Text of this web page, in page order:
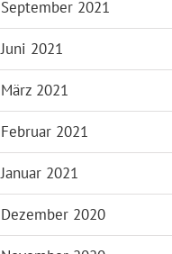
September 2021
Juni 2021
März 2021
Februar 2021
Januar 2021
Dezember 2020